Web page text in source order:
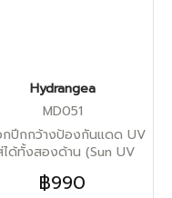
Hydrangea
MD051
กปีกกว้างป้องกันแดด UV
ได้ทั้งสองด้าน (Sun UV
Protection)
฿990